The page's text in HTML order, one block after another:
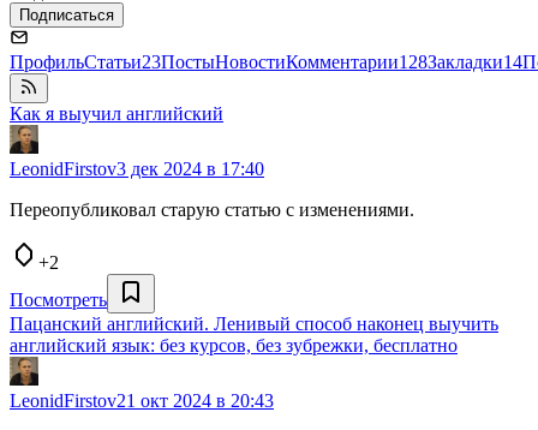
Подписаться
ПрофильСтатьи23ПостыНовостиКомментарии128Закладки14
Как я выучил английский
LeonidFirstov3 дек 2024 в 17:40
Переопубликовал старую статью с изменениями.
+2
Посмотреть
Пацанский английский. Ленивый способ наконец выучить
английский язык: без курсов, без зубрежки, бесплатно
LeonidFirstov21 окт 2024 в 20:43